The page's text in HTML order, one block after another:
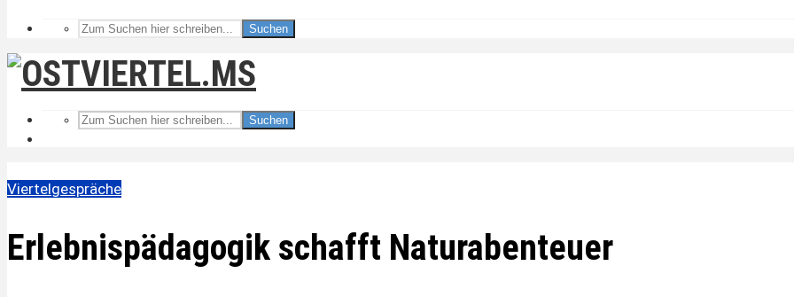
Suchen
Suchen
Viertelgespräche
Erlebnispädagogik schafft Naturabenteuer